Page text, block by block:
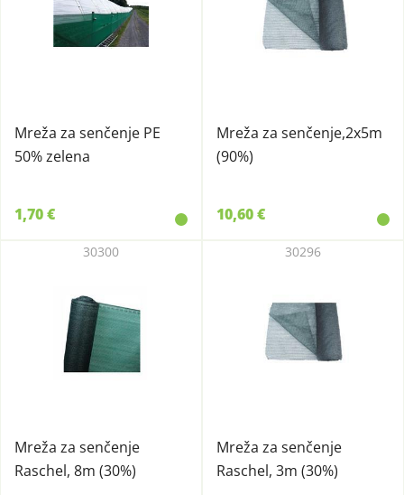
Mreža za senčenje PE
50% zelena
1,70 €
Mreža za senčenje,2x5m
(90%)
10,60 €
Mreža za senčenje
Raschel, 8m (30%)
30300
Mreža za senčenje
Raschel, 3m (30%)
30296